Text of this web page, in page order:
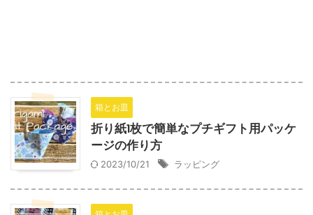
箱とお皿
折り紙1枚で簡単なプチギフト用パッケ
ージの作り方
2023/10/21 ラッピング